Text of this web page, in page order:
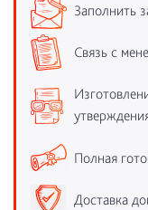
Заполнить
Связь с
Полная
Доставка